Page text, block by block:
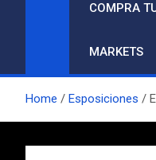
COMPRA
MARKETS
Home Esposiciones